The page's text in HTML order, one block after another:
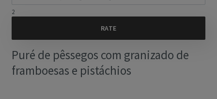
2
Puré de pêssegos com granizado de
framboesas e pistáchios